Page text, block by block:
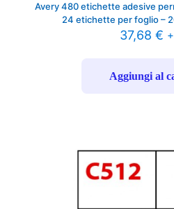
Avery 480 etichette adesive
24 etichette per foglio –
37,68 €
Aggiungi al